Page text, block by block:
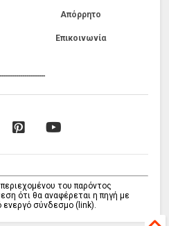
Απόρρητο
Επικοινωνία
του παρόντος
ότι θα αναφέρεται η πηγή με
ενεργό σύνδεσμο (link).